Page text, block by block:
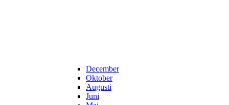
December
Oktober
Augusti
Juni